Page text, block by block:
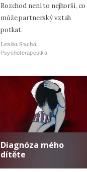
Rozchod není to nejhorší, co
může partnerský vztah
potkat.
Lenka Suchá
Psychoterapeutka
Diagnóza mého
dítěte